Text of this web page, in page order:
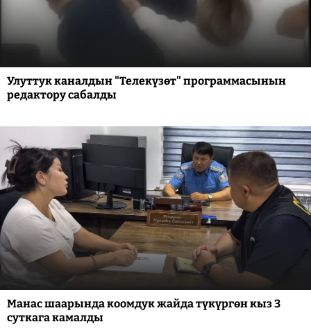
Улуттук каналдын "Телекүзөт" программасынын
редактору сабалды
Манас шаарында коомдук жайда түкүргөн кыз 3
суткага камалды